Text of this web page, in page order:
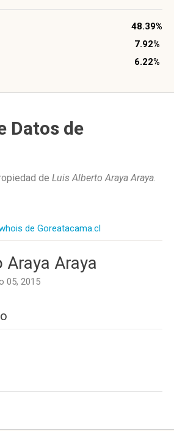
48.39%
7.92%
6.22%
Datos de
de Luis Alberto Araya Araya.
de Goreatacama.cl
Araya
05, 2015